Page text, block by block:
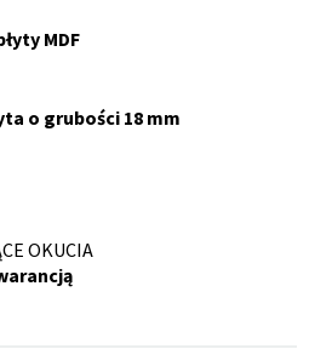
MDF
o grubości 18 mm
OKUCIA